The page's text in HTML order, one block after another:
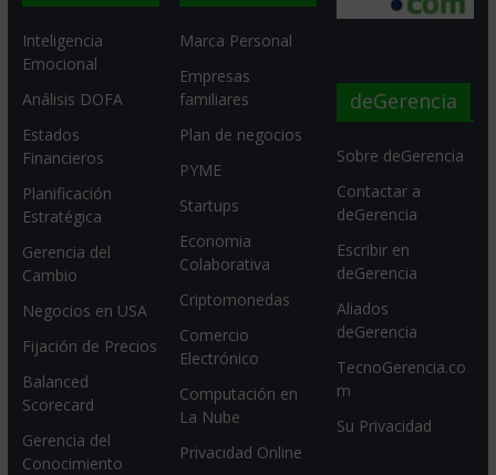
Inteligencia
Emocional
Análisis DOFA
Estados
Financieros
Planificación
Estratégica
Gerencia del
Cambio
Negocios en USA
Fijación de Precios
Balanced
Scorecard
Gerencia del
Conocimiento
Marca Personal
Empresas
familiares
Plan de negocios
PYME
Startups
Economia
Colaborativa
Criptomonedas
Comercio
Electrónico
Computación en
La Nube
Privacidad Online
deGerencia
Sobre deGerencia
Contactar a
deGerencia
Escribir en
deGerencia
Aliados
deGerencia
TecnoGerencia.co
m
Su Privacidad